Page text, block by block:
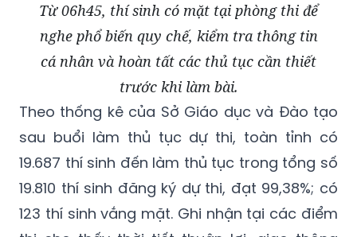
Từ 06h45, thí sinh có mặt tại phòng thi để
nghe phổ biến quy chế, kiểm tra thông tin
cá nhân và hoàn tất các thủ tục cần thiết
trước khi làm bài.
Theo thống kê của Sở Giáo dục và Đào tạo
sau buổi làm thủ tục dự thi, toàn tỉnh có
19.687 thí sinh đến làm thủ tục trong tổng số
19.810 thí sinh đăng ký dự thi, đạt 99,38%; có
123 thí sinh vắng mặt. Ghi nhận tại các điểm